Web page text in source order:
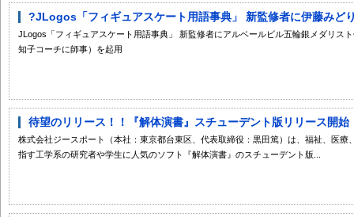
?JLogos「フィギュアスケート用語事典」 新監修者に伊藤みど
JLogos「フィギュアスケート用語事典」 新監修者にアルベールビル五輪銀メダリス
知子コーチに師事）を起用
待望のリリース！！『解体演書』スチューデント版リリース開始
株式会社ジースポート（本社：東京都台東区、代表取締役：黒田篤）は、福祉、医
指す工学系の研究者や学生に人気のソフト『解体演書』のスチューデント版...